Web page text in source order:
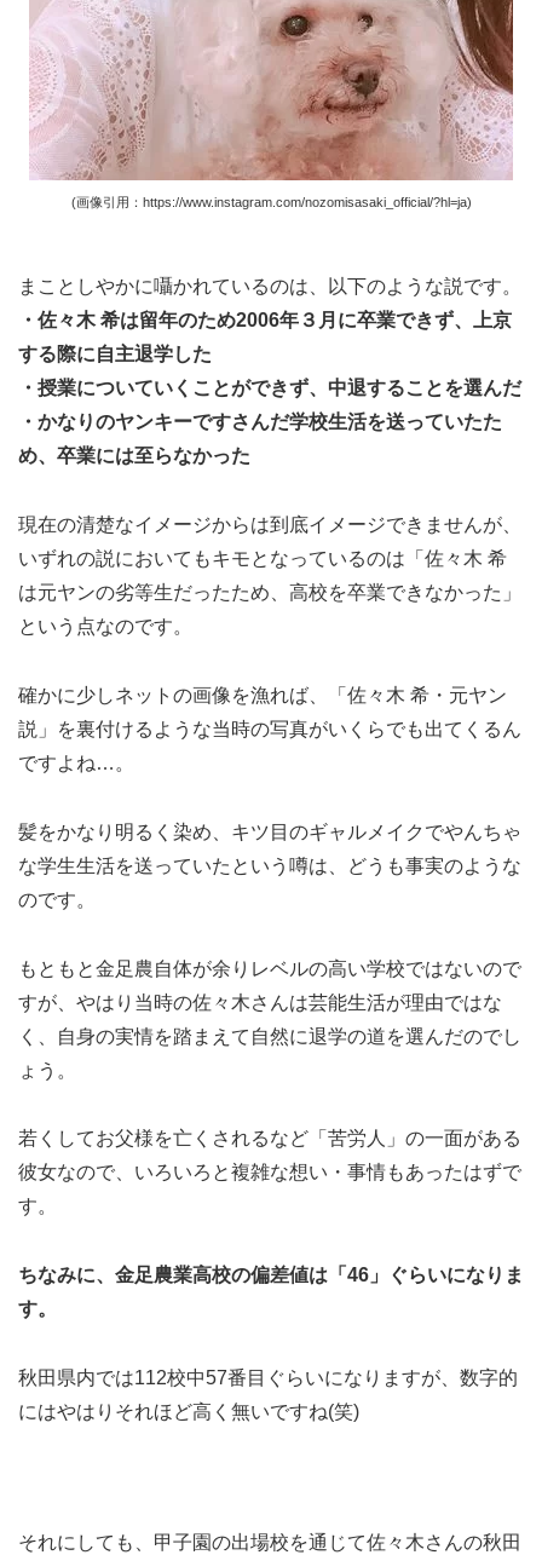
(画像引用：https://www.instagram.com/nozomisasaki_official/?hl=ja)
まことしやかに囁かれているのは、以下のような説です。
・佐々木 希は留年のため2006年３月に卒業できず、上京
する際に自主退学した
・授業についていくことができず、中退することを選んだ
・かなりのヤンキーですさんだ学校生活を送っていたた
め、卒業には至らなかった
現在の清楚なイメージからは到底イメージできませんが、
いずれの説においてもキモとなっているのは「佐々木 希
は元ヤンの劣等生だったため、高校を卒業できなかった」
という点なのです。
確かに少しネットの画像を漁れば、「佐々木 希・元ヤン
説」を裏付けるような当時の写真がいくらでも出てくるん
ですよね…。
髪をかなり明るく染め、キツ目のギャルメイクでやんちゃ
な学生生活を送っていたという噂は、どうも事実のような
のです。
もともと金足農自体が余りレベルの高い学校ではないので
すが、やはり当時の佐々木さんは芸能生活が理由ではな
く、自身の実情を踏まえて自然に退学の道を選んだのでし
ょう。
若くしてお父様を亡くされるなど「苦労人」の一面がある
彼女なので、いろいろと複雑な想い・事情もあったはずで
す。
ちなみに、金足農業高校の偏差値は「46」ぐらいになりま
す。
秋田県内では112校中57番目ぐらいになりますが、数字的
にはやはりそれほど高く無いですね(笑)
それにしても、甲子園の出場校を通じて佐々木さんの秋田